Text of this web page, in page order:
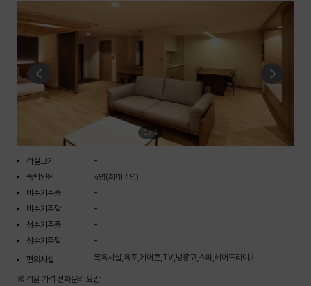
1/4
객실크기
-
숙박인원
4명(최대 4명)
비수기주중
-
비수기주말
-
성수기주중
-
성수기주말
-
편의시설
목욕시설,욕조,에어콘,TV,냉장고,쇼파,헤어드라이기
※ 객실 가격 전화문의 요망